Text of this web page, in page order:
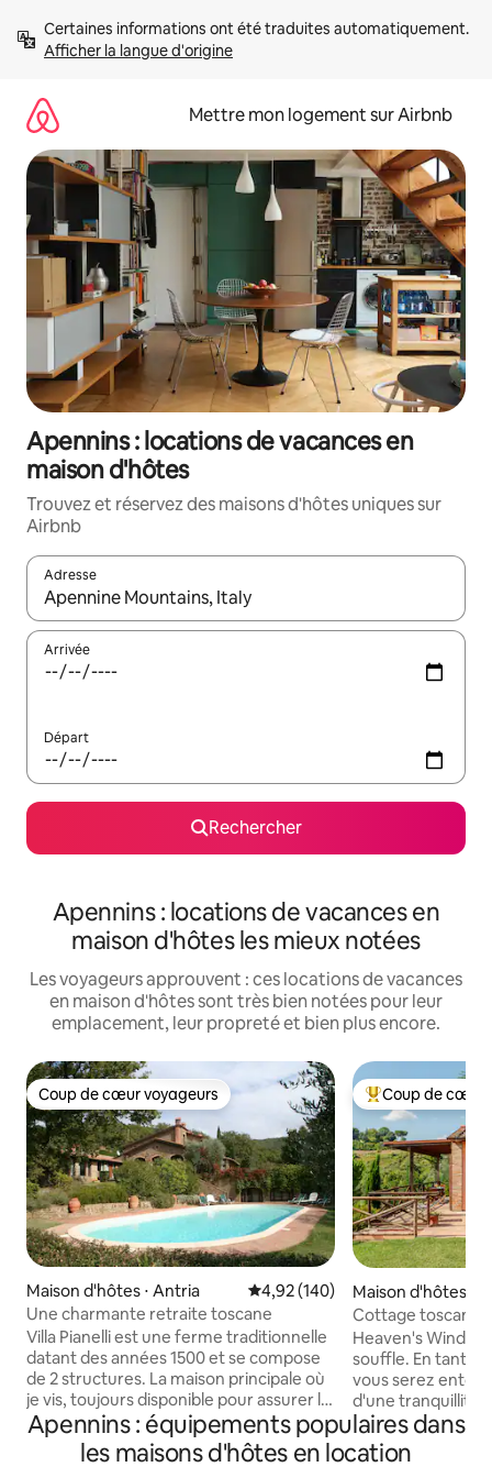
directement
Afficher la langue d'origine
Mettre mon logement sur Airbnb
Apennins : locations de vacances en
maison d'hôtes
Trouvez et réservez des maisons d'hôtes uniques sur
Airbnb
Adresse
Lorsque les résultats s'affichent, utilisez les flèches vers le
Arrivée
Départ
Rechercher
Apennins : locations de vacances en
maison d'hôtes les mieux notées
Les voyageurs approuvent : ces locations de vacances
en maison d'hôtes sont très bien notées pour leur
emplacement, leur propreté et bien plus encore.
Coup de cœur voyageurs
Coup de cœur voyageurs
Maison d'hôtes ⋅ Antria Évaluation moyenne sur la
4,92 (140)
Une charmante retraite toscane
Villa Pianelli est une ferme traditionnelle
datant des années 1500 et se compose
de 2 structures. La maison principale où
je vis, toujours disponible pour assurer le
bon déroulement de votre séjour et
l'appartement Garden. Les deux sont
complètement indépendants avec des
Coups de cœur
Coup de cœur
Maison d'hôtes ⋅
Cottage toscan
paradisiaque
Heaven's
souffle. En tant
vous serez
d'une tranquillité
d'oiseaux et de
bas de la vallée
promenades,
Apennins : équipements populaires dans
les maisons d'hôtes en location